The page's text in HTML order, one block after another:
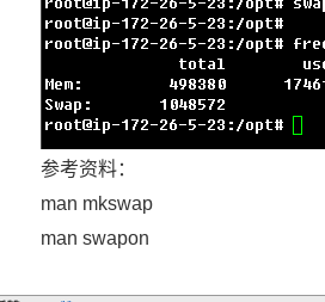
参考资料：
man mkswap
man swapon